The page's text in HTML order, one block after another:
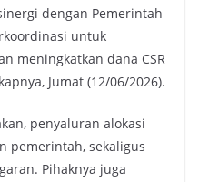
dengan Pemerintah
untuk
meningkatkan dana CSR
Jumat (12/06/2026).
penyaluran alokasi
pemerintah, sekaligus
Pihaknya juga